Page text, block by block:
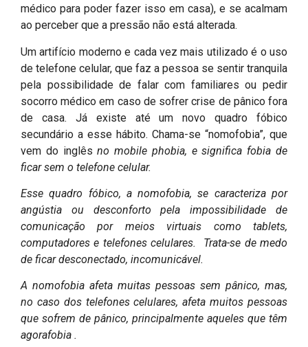
médico para poder fazer isso em casa), e se acalmam
ao perceber que a pressão não está alterada.
Um artifício moderno e cada vez mais utilizado é o uso
de telefone celular, que faz a pessoa se sentir tranquila
pela possibilidade de falar com familiares ou pedir
socorro médico em caso de sofrer crise de pânico fora
de casa. Já existe até um novo quadro fóbico
secundário a esse hábito. Chama-se “nomofobia”, que
vem do inglêsno mobile phobia, e significa fobia de
ficar sem o telefone celular.
Esse quadro fóbico, a nomofobia, se caracteriza por
angústia ou desconforto pela impossibilidade de
comunicação por meios virtuais como tablets,
computadores e telefones celulares. Trata-se de medo
de ficar desconectado, incomunicável.
A nomofobia afeta muitas pessoas sem pânico, mas,
no caso dos telefones celulares, afeta muitos pessoas
que sofrem de pânico, principalmente aqueles que têm
agorafobia .